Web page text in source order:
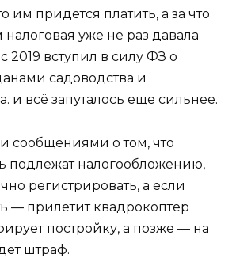
им придётся платить, а за что
уже не раз давала
2019 вступил в силу ФЗ о
садоводства и
и всё запуталось еще сильнее.
сообщениями о том, что
подлежат налогообложению,
регистрировать, а если
— прилетит квадрокоптер
постройку, а позже — на
штраф.